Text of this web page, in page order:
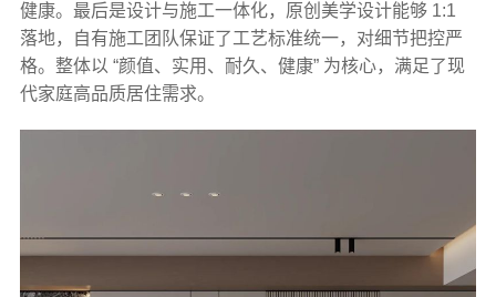
健康。最后是设计与施工一体化，原创美学设计能够 1:1
落地，自有施工团队保证了工艺标准统一，对细节把控严
格。整体以 “颜值、实用、耐久、健康” 为核心，满足了现
代家庭高品质居住需求。